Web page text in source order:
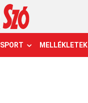
SPORT MELLÉKLETEK